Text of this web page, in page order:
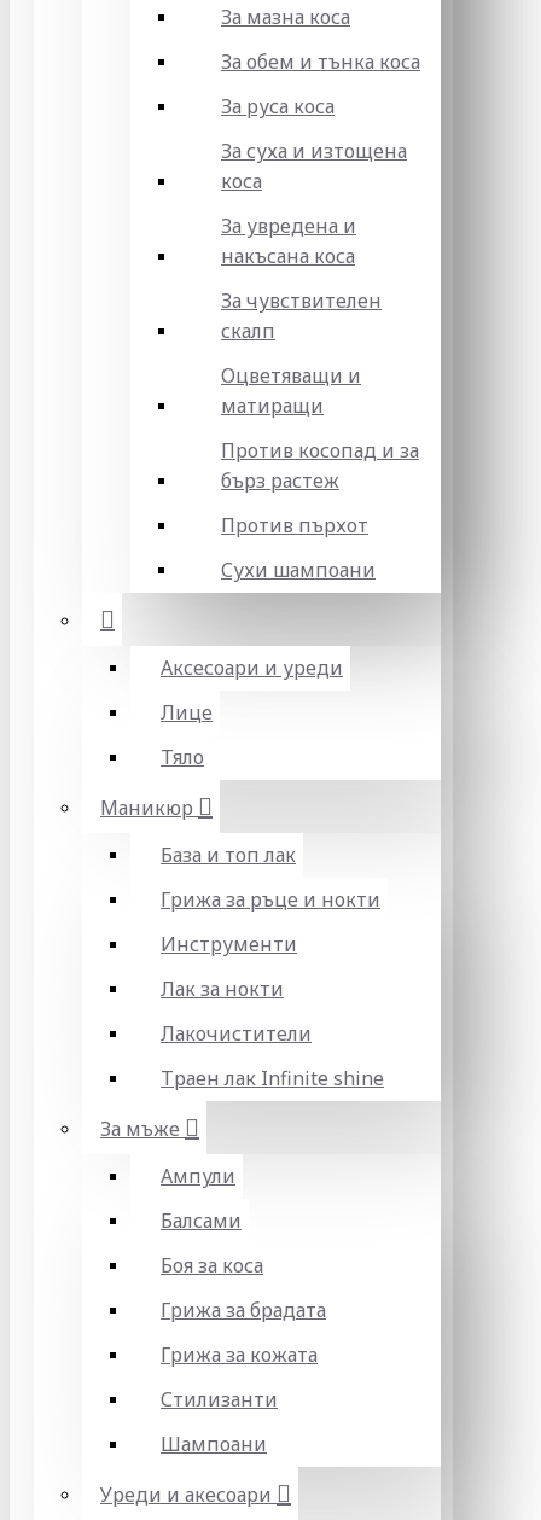
За мазна коса
За обем и тънка коса
За руса коса
За суха и изтощена
коса
За увредена и
накъсана коса
За чувствителен
скалп
Оцветяващи и
матиращи
Против косопад и за
бърз растеж
Против пърхот
Сухи шампоани
Аксесоари и уреди
Лице
Тяло
Маникюр
База и топ лак
Грижа за ръце и нокти
Инструменти
Лак за нокти
Лакочистители
Траен лак Infinite shine
За мъже
Ампули
Балсами
Боя за коса
Грижа за брадата
Грижа за кожата
Стилизанти
Шампоани
Уреди и акесоари